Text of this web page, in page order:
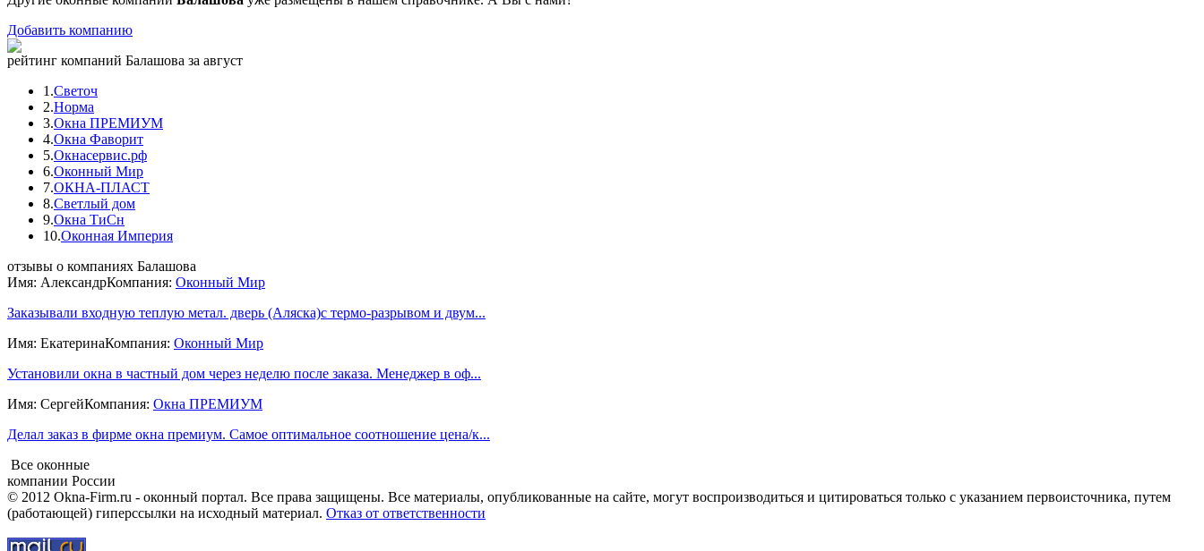
Добавить компанию
рейтинг компаний Балашова за август
1.Светоч
2.Норма
3.Окна ПРЕМИУМ
4.Окна Фаворит
5.Окнасервис.рф
6.Оконный Мир
7.ОКНА-ПЛАСТ
8.Светлый дом
9.Окна ТиСн
10.Оконная Империя
отзывы о компаниях Балашова
Имя: АлександрКомпания: Оконный Мир
Заказывали входную теплую метал. дверь (Аляска)с термо-разрывом и двум...
Имя: ЕкатеринаКомпания: Оконный Мир
Установили окна в частный дом через неделю после заказа. Менеджер в оф...
Имя: СергейКомпания: Окна ПРЕМИУМ
Делал заказ в фирме окна премиум. Самое оптимальное соотношение цена/к...
Все оконные
компании России
© 2012 Okna-Firm.ru - оконный портал. Все права защищены. Все материалы, опубликованные на сайте, могут воспроизводиться и цитироваться только с указанием первоисточника, путем
(работающей) гиперссылки на исходный материал. Отказ от ответственности